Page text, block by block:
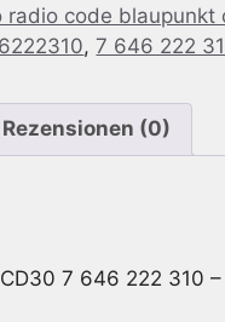
radio code blaupunkt
,7 646 222
Rezensionen (0)
7 646 222 310